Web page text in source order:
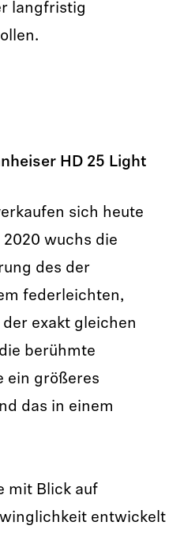
langfristig
HD 25 Light
sich heute
wuchs die
des der
federleichten,
exakt gleichen
berühmte
ein größeres
das in einem
mit Blick auf
entwickelt